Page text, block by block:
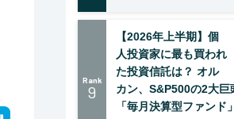
Rank
9
【2026年上半期】個
人投資家に最も買われ
た投資信託は？ オル
カン、S&P500の2大巨
「毎月決算型ファンド